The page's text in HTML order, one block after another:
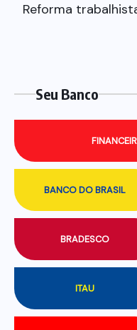
Reforma
Seu Banco
BANCO DO BRASIL
BRADESCO
ITAU